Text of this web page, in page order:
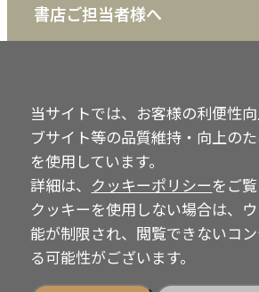
書店ご担当者様へ
書店ご担当者様
Copyright © IRH Press Co.,Ltd. All
当サイトでは、お客様の利便性
ブサイト等の品質維持・向上の
を使用しています。
詳細は、 クッキーポリシーをご
クッキーを使用しない場合は、
能が制限され、閲覧できないコ
る可能性がございます。